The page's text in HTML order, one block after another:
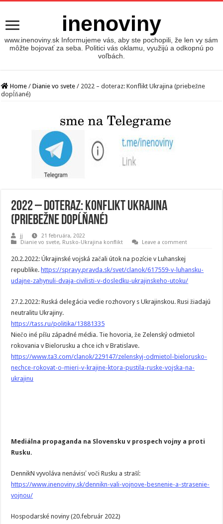
inenoviny
www.inenoviny.sk Informujeme vás, aby ste pochopili, že len vy sám
môžte bojovať za seba. Politici vás oklamu, využijú a odkopnú po
voľbách.
Home / Dianie vo svete / 2022 – doteraz: Konflikt Ukrajina (priebežne
dopĺňané)
2022 – doteraz: Konflikt Ukrajina
(priebežne dopĺňané)
jj
21 februára, 2022
Dianie vo svete, Rusko-Ukrajina konflikt Leave a comment
20.2.2022: Úkrajinské vojská začali útok na pozície v Luhanskej
republike. https://spravy.pravda.sk/svet/clanok/617559-v-luhansku-
udajne-zahynuli-dvaja-civilisti-v-dosledku-ukrajinskeho-utoku/
27.2.2022: Ruská delegácia vedie rozhovory s Ukrajinskou. Rusi žiadajú
neutralitu Ukrajiny.
https://tass.ru/politika/13881335
Niečo iné píšu západné média. Tie hovoria, že Zelenský odmietol
rokovania v Bielorusku a chce ich v Bratislave.
https://www.ta3.com/clanok/229147/zelenskyj-odmietol-bielorusko-
nechce-rokovat-o-mieri-v-krajine-ktora-pustila-ruske-vojska-na-
ukrajinu
Mediálna propaganda na Slovensku v prospech vojny a proti
Rusku.
DennikN vyvoláva nenávisť voči Rusku a straší:
https://www.inenoviny.sk/dennikn-vali-vojnove-besnenie-a-strasenie-
vojnou/
Hospodarské noviny (20.február 2022)